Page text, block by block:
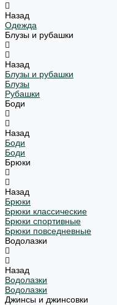
Назад
Одежда
Блузы и рубашки
Назад
Блузы и рубашки
Блузы
Рубашки
Боди
Назад
Боди
Боди
Брюки
Назад
Брюки
Брюки классические
Брюки спортивные
Брюки повседневные
Водолазки
Назад
Водолазки
Водолазки
Джинсы и джинсовки